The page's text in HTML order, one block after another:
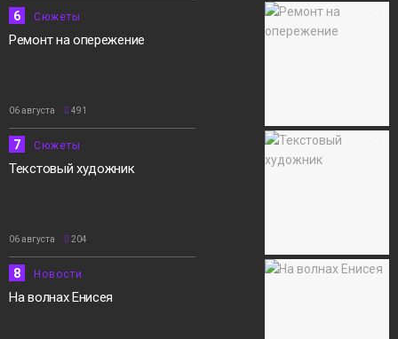
6 Сюжеты
Ремонт на опережение
06 августа 491
7 Сюжеты
Текстовый художник
06 августа 204
8 Новости
На волнах Енисея